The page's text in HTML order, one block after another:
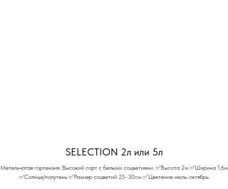
SELECTION 2л или 5л
Метельчатая гортензия. Высокий сорт с белыми соцветиями. ✅Высота 2м ✅Ширина 1,6м
✅Солнце/полутень ✅Размер соцветий 25-30см ✅Цветение июль-октябрь